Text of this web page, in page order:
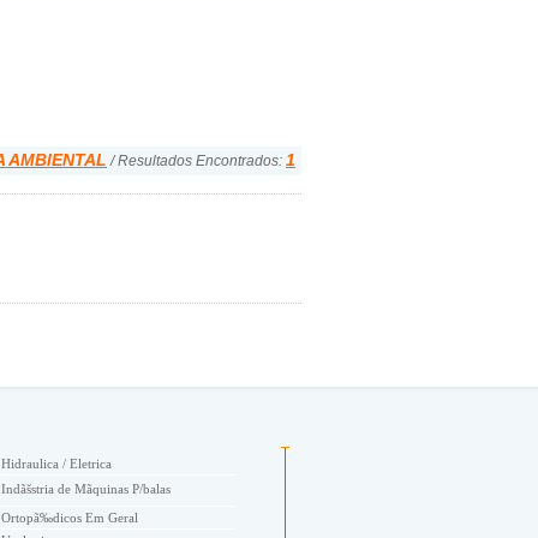
AMBIENTAL / Resultados Encontrados: 1
Hidraulica / Eletrica
Indãšstria de Mãquinas P/balas
Ortopã‰dicos Em Geral